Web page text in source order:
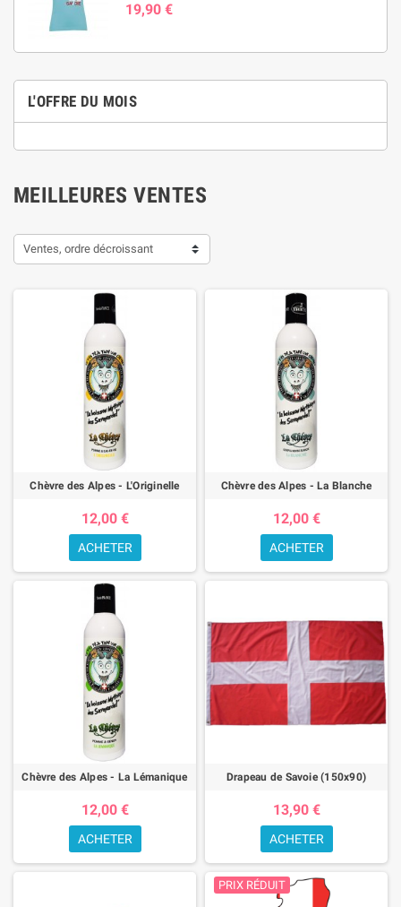
19,90 €
L'OFFRE DU MOIS
MEILLEURES VENTES
Ventes, ordre décroissant
Chèvre des Alpes - L'Originelle
12,00 €
ACHETER
Chèvre des Alpes - La Blanche
12,00 €
ACHETER
Chèvre des Alpes - La Lémanique
12,00 €
ACHETER
Drapeau de Savoie (150x90)
13,90 €
ACHETER
PRIX RÉDUIT